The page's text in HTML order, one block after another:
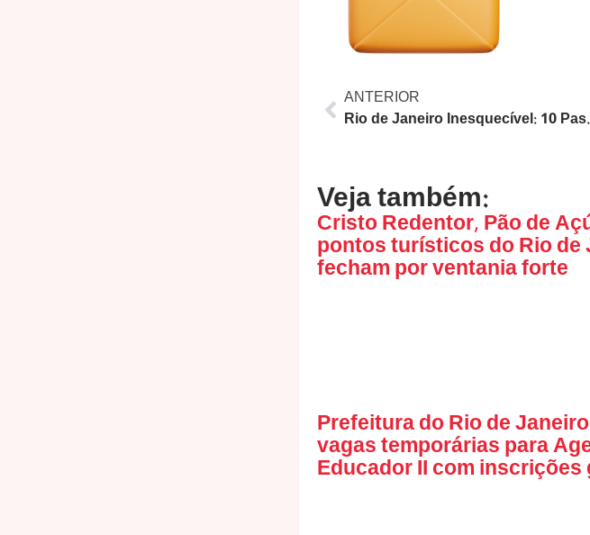
ANTERIOR
Rio de Janeiro
Veja também:
Cristo Redentor, Pão de
pontos turísticos do Rio de
fecham por ventania forte
Prefeitura do Rio de
vagas temporárias para
Educador II com